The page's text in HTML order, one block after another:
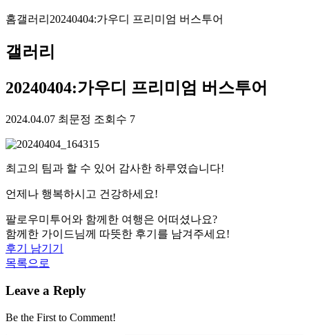
홈갤러리 20240404:가우디 프리미엄 버스투어
갤러리
20240404:가우디 프리미엄 버스투어
2024.04.07 최문정 조회수 7
최고의 팀과 할 수 있어 감사한 하루였습니다!
언제나 행복하시고 건강하세요!
팔로우미투어와 함께한 여행은 어떠셨나요?
함께한 가이드님께 따뜻한 후기를 남겨주세요!
후기 남기기
목록으로
Leave a Reply
Be the First to Comment!